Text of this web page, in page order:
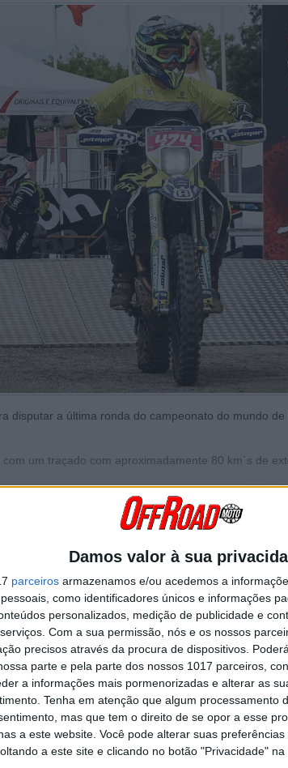
Damos valor à sua
parceiros armazenamos e/ou acedemos a
como identificadores únicos e informações
personalizados, medição de publicidade e
Com a sua permissão, nós e os nossos
precisos através da procura de dispositivos.
parte e pela parte dos nossos 1017 parceiros,
a informações mais pormenorizadas e alterar as
Tenha em atenção que algum processamento
mas que tem o direito de se opor a esse
a este website. Você pode alterar suas
a este site e clicando no botão "Privacidade" na
disputar a última ronda do campeonato do mundo de
um traçado com aproximadamente 80 km´s de
transmontana ocupa exatamente a mesma posição
Joana Gonçalves Langeac